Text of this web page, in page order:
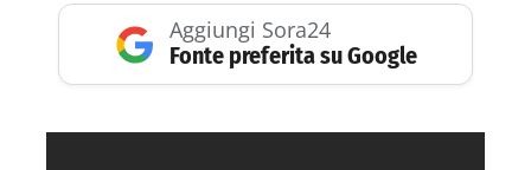
Aggiungi Sora24
Fonte preferita su Google